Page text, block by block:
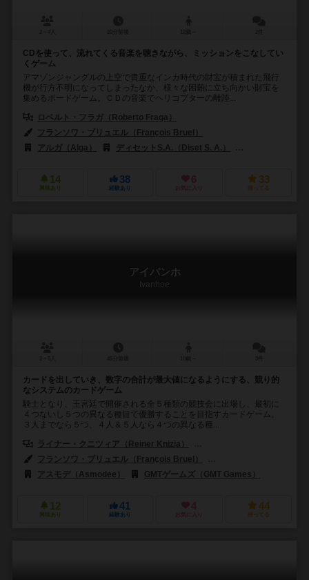
CDを使って、流れてくる音楽を聴きながら、ミッションをこなしてい
くゲーム
アマゾンジャングルの上空で貴重なインカ時代の財宝が積まれた飛行
機が行方不明になってしまったなか、様々な困難に立ち向かい財宝を
集めるボードゲーム。ＣＤの音楽でヘリコプターの離陸...
ロベルト・フラガ（Roberto Fraga）
フランソワ・ブリュエル（François Bruel）
アルガ（Alga）
ディセットS.A.（Diset S. A.）
14
興味あり
38
経験あり
6
お気に入り
33
持ってる
アイバンホ
Ivanhoe
カードを出していき、数字の合計が最大値になるようにする、競り的
なシステムのカードゲーム
騎士となり、王宮廷で開催される全５種類の競技会に出場し、最初に
４つないし５つの異なる種目で優勝することを目指すカードゲーム。
３人までなら５つ、４人＆５人なら４つの異なる種...
ライナー・クニツィア（Reiner Knizia）
フランソワ・ブリュエル（François Bruel）
アスモデ（Asmodee）
GMTゲームズ（GMT Games）
12
興味あり
41
経験あり
4
お気に入り
44
持ってる